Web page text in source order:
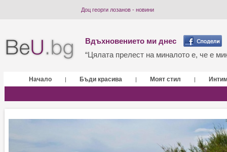
Доц георги лозанов - новини
Вдъхновението ми днес
“Цялата прелест на миналото е, че е
Начало | Бъди красива | Моят стил |